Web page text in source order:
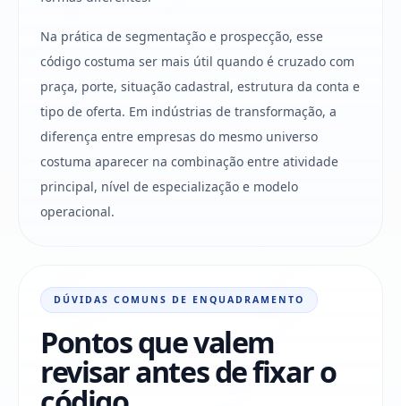
Na prática de segmentação e prospecção, esse
código costuma ser mais útil quando é cruzado com
praça, porte, situação cadastral, estrutura da conta e
tipo de oferta. Em indústrias de transformação, a
diferença entre empresas do mesmo universo
costuma aparecer na combinação entre atividade
principal, nível de especialização e modelo
operacional.
DÚVIDAS COMUNS DE ENQUADRAMENTO
Pontos que valem
revisar antes de fixar o